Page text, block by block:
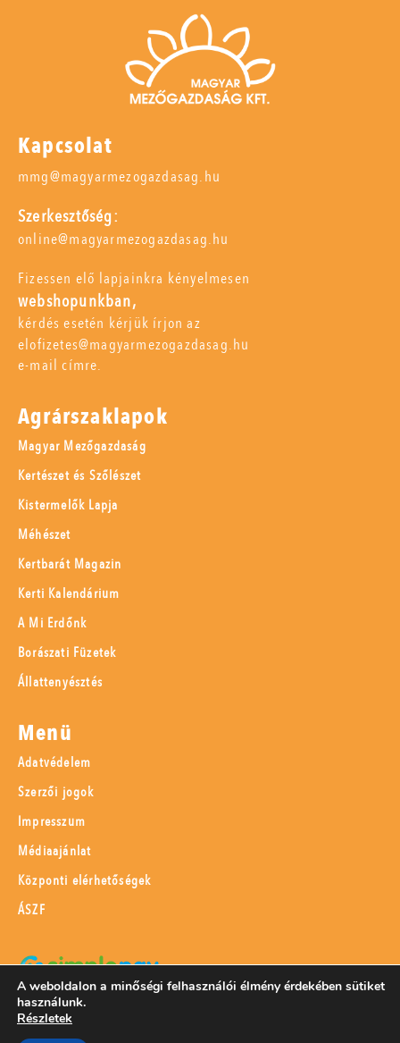
Kapcsolat
mmg@magyarmezogazdasag.hu
Szerkesztőség:
online@magyarmezogazdasag.hu
Fizessen elő lapjainkra kényelmesen
webshopunkban,
kérdés esetén kérjük írjon az
elofizetes@magyarmezogazdasag.hu
e-mail címre.
Agrárszaklapok
Magyar Mezőgazdaság
Kertészet és Szőlészet
Kistermelők Lapja
Méhészet
Kertbarát Magazin
Kerti Kalendárium
A Mi Erdőnk
Borászati Füzetek
Állattenyésztés
Menü
Adatvédelem
Szerzői jogok
Impresszum
Médiaajánlat
Központi elérhetőségek
ÁSZF
SimplePay adattovábbítási nyilatkozat
A weboldalon a minőségi felhasználói élmény érdekében sütiket
használunk.
Részletek